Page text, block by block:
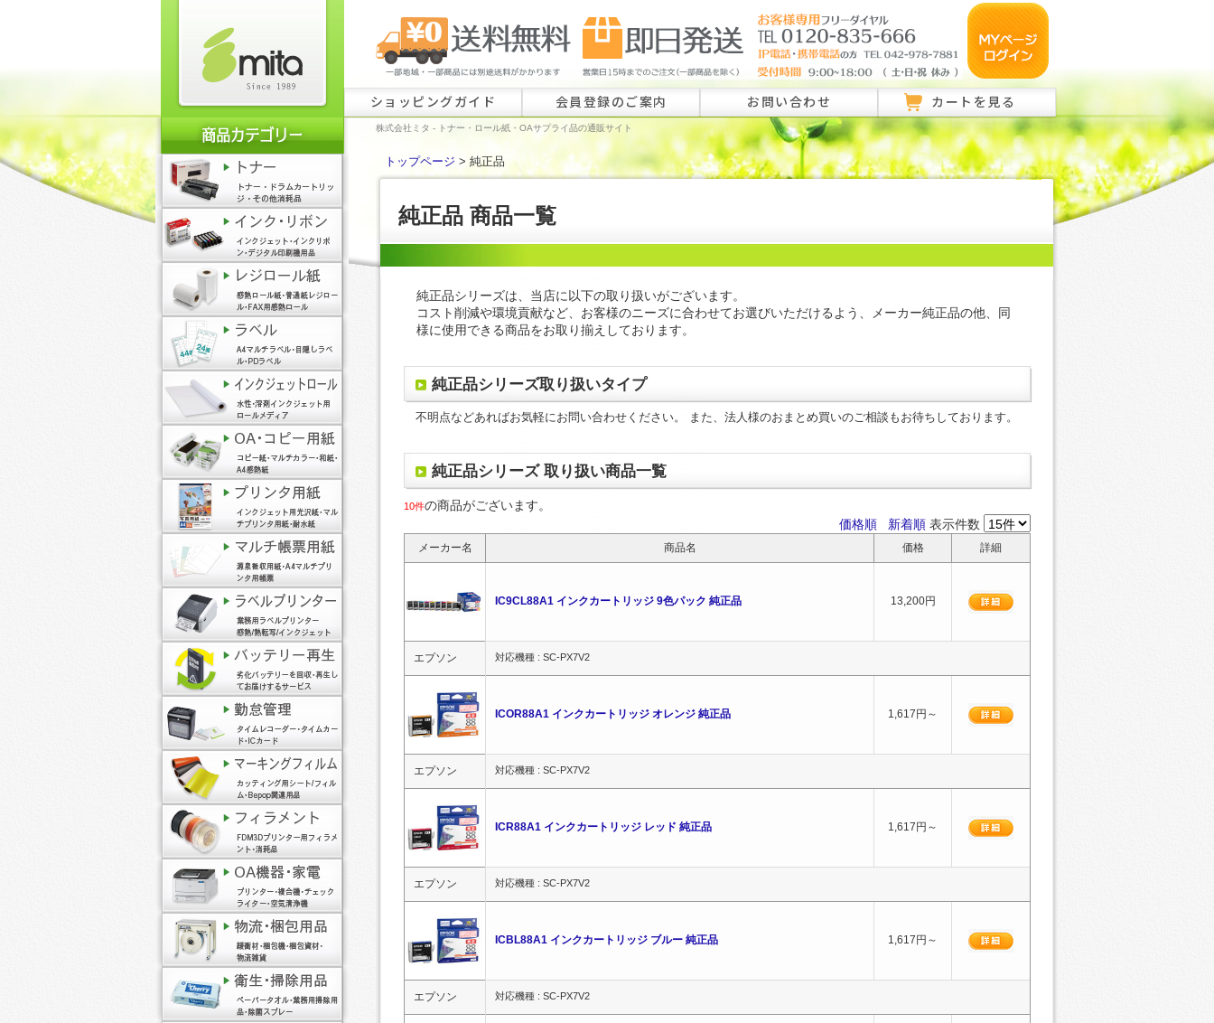
ショッピングガイド 会員登録のご案内 お問い合わせ
ロール紙特注のご相談はこちら
カートを見る
株式会社ミタ - トナー・ロール紙・OAサプライ品の通販サイト
トップページ > 純正品
純正品 商品一覧
純正品シリーズは、当店に以下の取り扱いがございます。
コスト削減や環境貢献など、お客様のニーズに合わせてお選びいただけるよう、メーカー純正品の他、同
様に使用できる商品をお取り揃えしております。
純正品シリーズ取り扱いタイプ
不明点などあればお気軽にお問い合わせください。 また、法人様のおまとめ買いのご相談もお待ちしております。
純正品シリーズ 取り扱い商品一覧
10件の商品がございます。
価格順
新着順 表示件数
メーカー名 商品名 価格 詳細
IC9CL88A1 インクカートリッジ 9色パック 純正品 13,200円
エプソン 対応機種 : SC-PX7V2
ICOR88A1 インクカートリッジ オレンジ 純正品 1,617円～
エプソン 対応機種 : SC-PX7V2
ICR88A1 インクカートリッジ レッド 純正品 1,617円～
エプソン 対応機種 : SC-PX7V2
ICBL88A1 インクカートリッジ ブルー 純正品 1,617円～
エプソン 対応機種 : SC-PX7V2